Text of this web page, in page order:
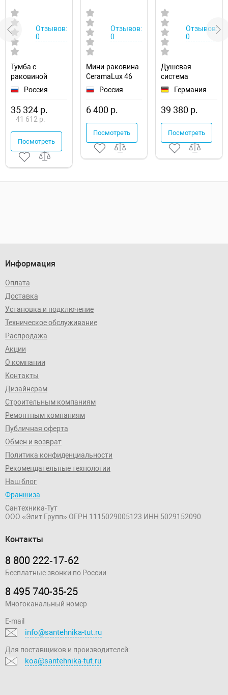
Отзывов:
0
Тумба с
раковиной
SanVit Кубэ-1 60
фактурой под
дерево
подвесная
Россия
35 324 р.
41 612 р.
Посмотреть
Отзывов:
0
Мини-раковина
CeramaLux 46
6240Россия
6 400 р.
Посмотреть
Отзывов:
0
Душевая
система
WasserKRAFT
Elbe A17702
Германия
39 380 р.
Посмотреть
Информация
Оплата
Доставка
Установка и подключение
Техническое обслуживание
Распродажа
Акции
О компании
Контакты
Дизайнерам
Строительным компаниям
Ремонтным компаниям
Публичная оферта
Обмен и возврат
Политика конфиденциальности
Рекомендательные технологии
Наш блог
Франшиза
Сантехника-Тут
ООО «Элит Групп» ОГРН 1115029005123 ИНН 5029152090
Контакты
8 800 222‑17‑62
Бесплатные звонки по России
8 495 740-35-25
Многоканальный номер
E-mail
info@santehnika-tut.ru
Для поставщиков и производителей:
koa@santehnika-tut.ru